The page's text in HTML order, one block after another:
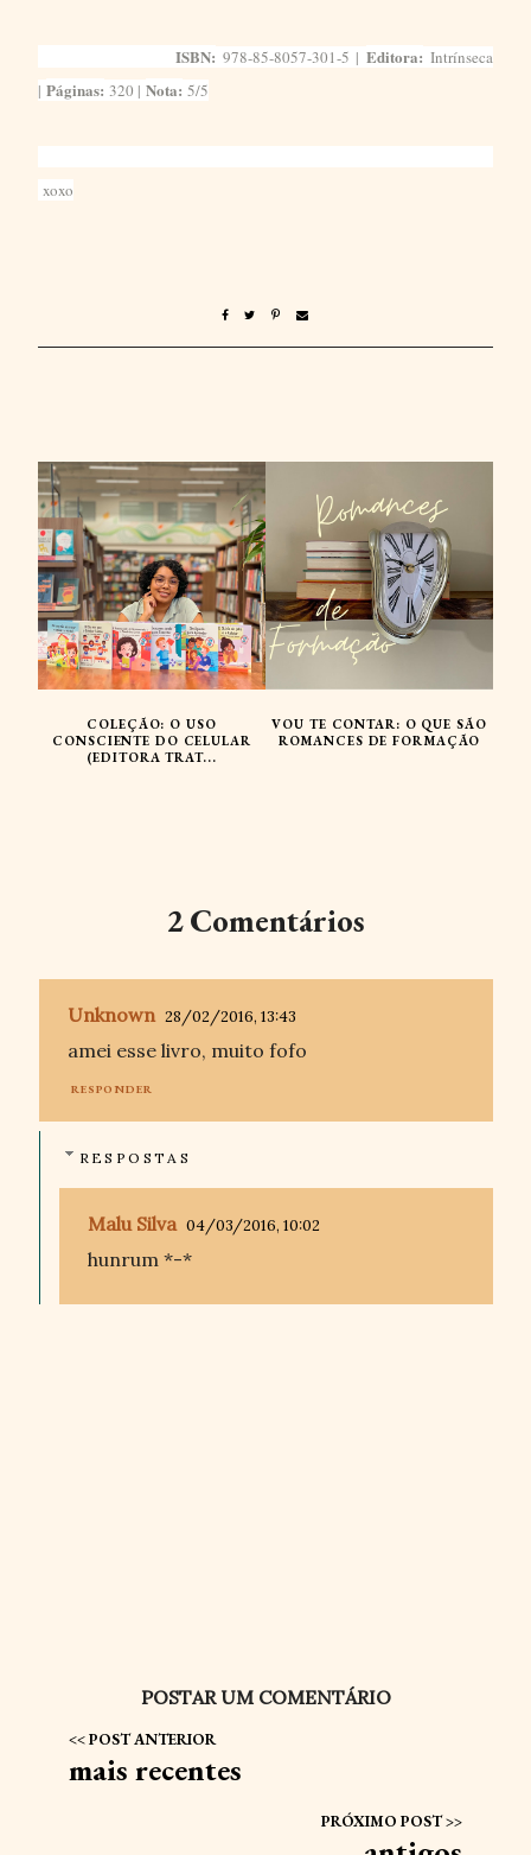
ISBN: 978-85-8057-301-5 | Editora: Intrínseca
| Páginas: 320 | Nota: 5/5
xoxo
COLEÇÃO: O USO
CONSCIENTE DO CELULAR
(EDITORA TRAT...
VOU TE CONTAR: O QUE SÃO
ROMANCES DE FORMAÇÃO
2 Comentários
Unknown 28/02/2016, 13:43
amei esse livro, muito fofo
RESPONDER
RESPOSTAS
Malu Silva 04/03/2016, 10:02
hunrum *-*
POSTAR UM COMENTÁRIO
mais recentes